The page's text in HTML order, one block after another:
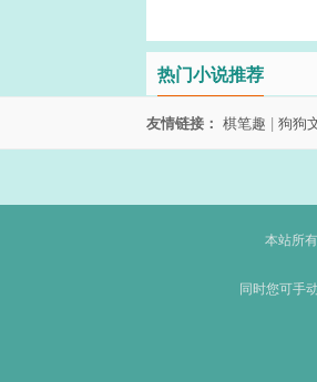
热门小说推荐
友情链接： 棋笔趣 | 狗狗
本站所
同时您可手